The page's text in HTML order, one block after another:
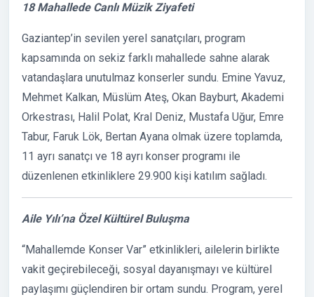
18 Mahallede Canlı Müzik Ziyafeti
Gaziantep’in sevilen yerel sanatçıları, program
kapsamında on sekiz farklı mahallede sahne alarak
vatandaşlara unutulmaz konserler sundu. Emine Yavuz,
Mehmet Kalkan, Müslüm Ateş, Okan Bayburt, Akademi
Orkestrası, Halil Polat, Kral Deniz, Mustafa Uğur, Emre
Tabur, Faruk Lök, Bertan Ayana olmak üzere toplamda,
11 ayrı sanatçı ve 18 ayrı konser programı ile
düzenlenen etkinliklere 29.900 kişi katılım sağladı.
Aile Yılı’na Özel Kültürel Buluşma
“Mahallemde Konser Var” etkinlikleri, ailelerin birlikte
vakit geçirebileceği, sosyal dayanışmayı ve kültürel
paylaşımı güçlendiren bir ortam sundu. Program, yerel